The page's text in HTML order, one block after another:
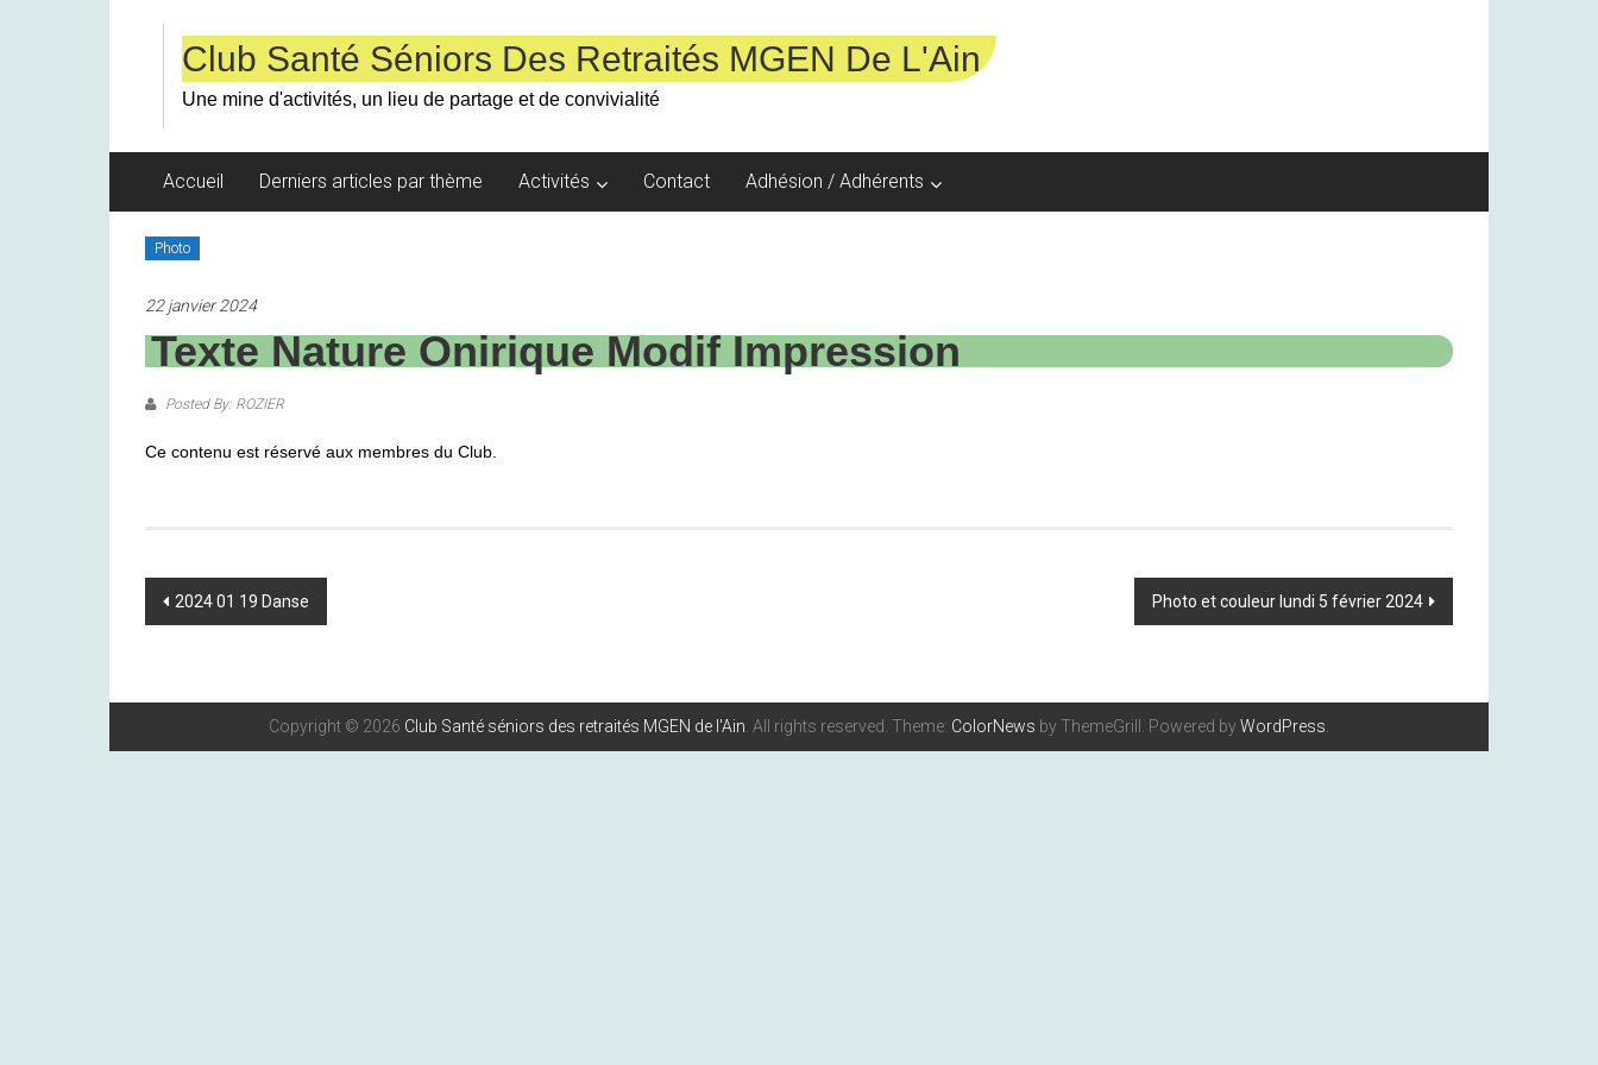
Club Santé Séniors Des Retraités MGEN De L'Ain
Une mine d'activités, un lieu de partage et de convivialité
Accueil Derniers articles par thème Activités Contact Adhésion / Adhérents
Photo
22 janvier 2024
Texte Nature Onirique Modif Impression
Posted By: ROZIER
Ce contenu est réservé aux membres du Club.
Post
Navigation
2024 01 19 Danse Photo et couleur lundi 5 février 2024
Copyright © 2026 Club Santé séniors des retraités MGEN de l'Ain . All rights reserved. Theme: ColorNews by ThemeGrill. Powered byWordPress